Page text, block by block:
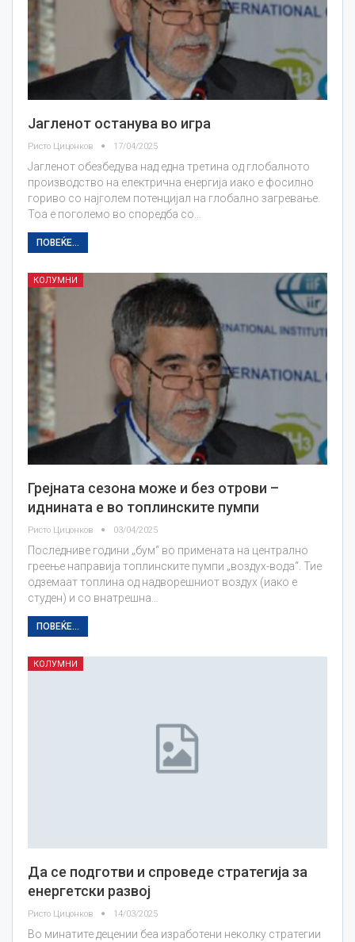
Јагленот останува во игра
Ристо Цицонков 17/04/2025
Јагленот обезбедува над една третина од глобалното
производство на електрична енергија иако е фосилно
гориво со најголем потенцијал на глобално загревање.
Тоа е поголемо во споредба со…
ПОВЕЌЕ...
КОЛУМНИ
Грејната сезона може и без отрови –
иднината е во топлинските пумпи
Ристо Цицонков 03/04/2025
Последниве години „бум“ во примената на централно
греење направија топлинските пумпи „воздух-вода“. Тие
одземаат топлина од надворешниот воздух (иако е
студен) и со внатрешна…
ПОВЕЌЕ...
КОЛУМНИ
Да се подготви и спроведе стратегија за
енергетски развој
Ристо Цицонков 14/03/2025
Во минатите децении беа изработени неколку стратегии